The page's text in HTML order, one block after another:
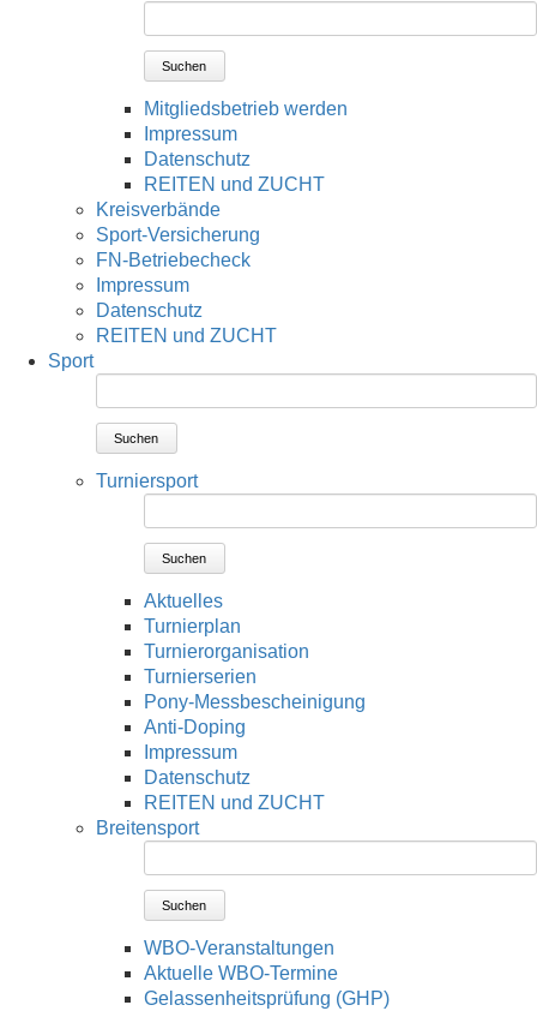
Suchen
Mitgliedsbetrieb werden
Impressum
Datenschutz
REITEN und ZUCHT
Kreisverbände
Sport-Versicherung
FN-Betriebecheck
Impressum
Datenschutz
REITEN und ZUCHT
Sport
Suchen
Turniersport
Suchen
Aktuelles
Turnierplan
Turnierorganisation
Turnierserien
Pony-Messbescheinigung
Anti-Doping
Impressum
Datenschutz
REITEN und ZUCHT
Breitensport
Suchen
WBO-Veranstaltungen
Aktuelle WBO-Termine
Gelassenheitsprüfung (GHP)